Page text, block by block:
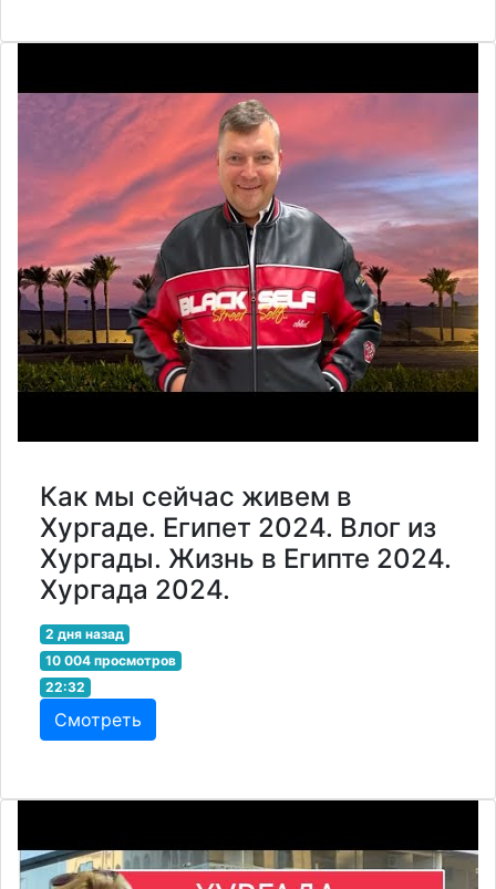
Как мы сейчас живем в
Хургаде. Египет 2024. Влог из
Хургады. Жизнь в Египте 2024.
Хургада 2024.
2 дня назад
10 004 просмотров
22:32
Смотреть